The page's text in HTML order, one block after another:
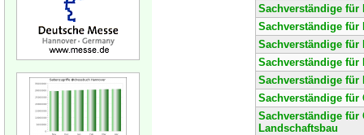
Sachverständige für
Sachverständige für
Sachverständige für
Sachverständige für
Sachverständige für
Sachverständige für
Sachverständige für
Landschaftsbau